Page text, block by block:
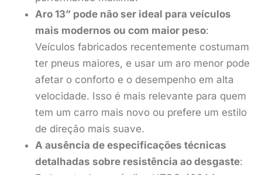
Aro 13” pode não ser ideal para veículos
mais modernos ou com maior peso:
Veículos fabricados recentemente costumam
ter pneus maiores, e usar um aro menor pode
afetar o conforto e o desempenho em alta
velocidade. Isso é mais relevante para quem
tem um carro mais novo ou prefere um estilo
de direção mais suave.
A ausência de especificações técnicas
detalhadas sobre resistência ao desgaste: